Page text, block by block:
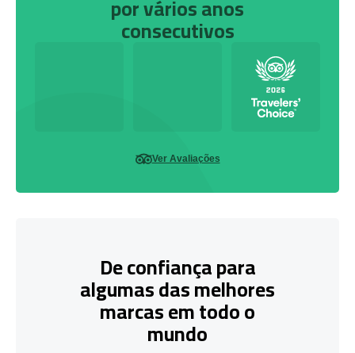
por vários anos
consecutivos
Ver Avaliações
De confiança para
algumas das melhores
marcas em todo o
mundo